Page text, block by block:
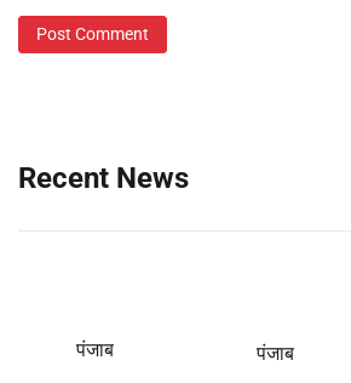
Recent News
पंजाब पंजाब